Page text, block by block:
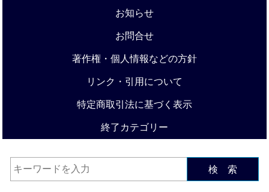
お知らせ
お問合せ
著作権・個人情報などの方針
リンク・引用について
特定商取引法に基づく表示
終了カテゴリー
検 索